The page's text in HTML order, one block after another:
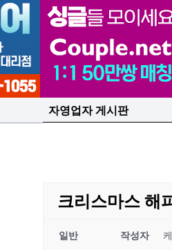
자영업자 게시판
크리스마스 해
일반 작성자